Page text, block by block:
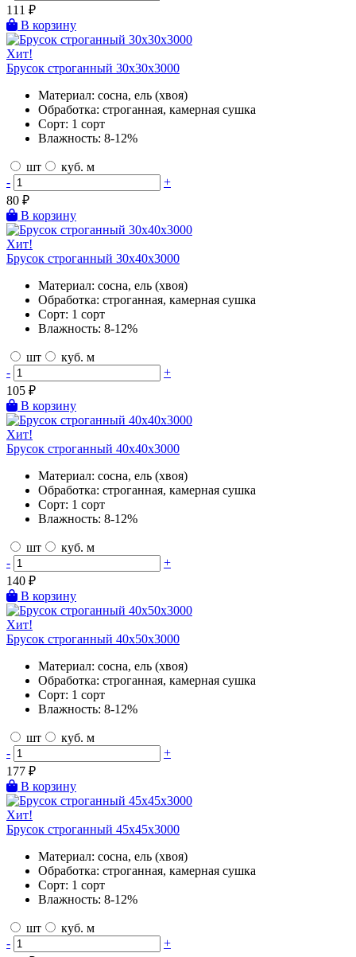
111 ₽
В корзину
Хит!
Брусок строганный 30х30х3000
Материал: сосна, ель (хвоя)
Обработка: строганная, камерная сушка
Сорт: 1 сорт
Влажность: 8-12%
шт
куб. м
-
+
80 ₽
В корзину
Хит!
Брусок строганный 30х40х3000
Материал: сосна, ель (хвоя)
Обработка: строганная, камерная сушка
Сорт: 1 сорт
Влажность: 8-12%
шт
куб. м
-
+
105 ₽
В корзину
Хит!
Брусок строганный 40х40х3000
Материал: сосна, ель (хвоя)
Обработка: строганная, камерная сушка
Сорт: 1 сорт
Влажность: 8-12%
шт
куб. м
-
+
140 ₽
В корзину
Хит!
Брусок строганный 40х50х3000
Материал: сосна, ель (хвоя)
Обработка: строганная, камерная сушка
Сорт: 1 сорт
Влажность: 8-12%
шт
куб. м
-
+
177 ₽
В корзину
Хит!
Брусок строганный 45х45х3000
Материал: сосна, ель (хвоя)
Обработка: строганная, камерная сушка
Сорт: 1 сорт
Влажность: 8-12%
шт
куб. м
-
+